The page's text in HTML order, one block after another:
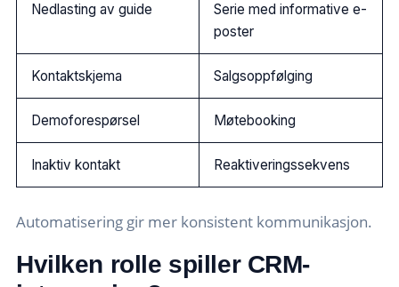
Nedlasting av guide
Serie med informative e-
poster
Kontaktskjema Salgsoppfølging
Demoforespørsel Møtebooking
Inaktiv kontakt Reaktiveringssekvens
Automatisering gir mer konsistent kommunikasjon.
Hvilken rolle spiller CRM-